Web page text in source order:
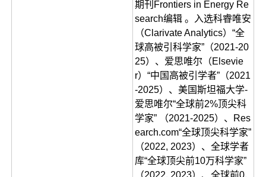
期刊Frontiers in Energy Re
search编辑 。入选科睿唯安
（Clarivate Analytics）“全
球高被引科学家”（2021-20
25）、爱思唯尔（Elsevie
r）“中国高被引学者”（2021
-2025）、美国斯坦福大学-
爱思唯尔“全球前2%顶尖科
学家” （2021-2025）、Res
earch.com“全球顶尖科学家”
（2022, 2023）、全球学者
库“全球顶尖前10万科学家”
（2022, 2023）、全球前0.